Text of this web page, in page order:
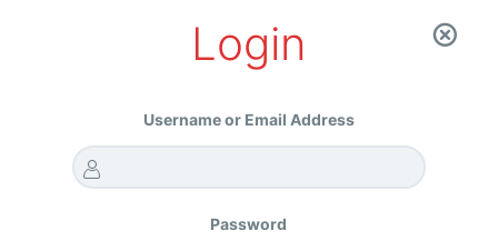
Login
Username or Email Address
Password
Choose the subscription plan that suits